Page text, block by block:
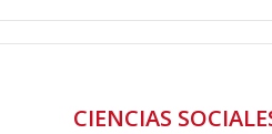
CIENCIAS